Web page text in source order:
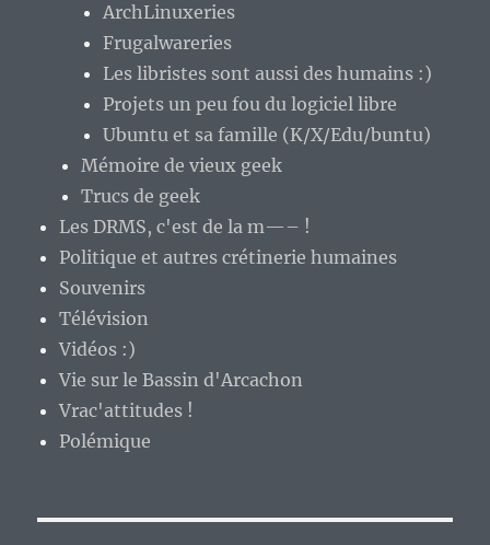
ArchLinuxeries
Frugalwareries
Les libristes sont aussi des humains :)
Projets un peu fou du logiciel libre
Ubuntu et sa famille (K/X/Edu/buntu)
Mémoire de vieux geek
Trucs de geek
Les DRMS, c'est de la m—– !
Politique et autres crétinerie humaines
Souvenirs
Télévision
Vidéos :)
Vie sur le Bassin d'Arcachon
Vrac'attitudes !
Polémique